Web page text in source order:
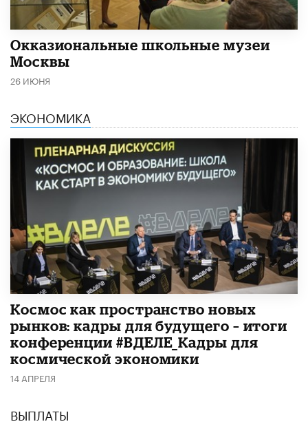
​Окказиональные школьные музеи
Москвы
26 ИЮНЯ
ЭКОНОМИКА
Космос как пространство новых
рынков: кадры для будущего – итоги
конференции #ВДЕЛЕ_Кадры для
космической экономики
14 АПРЕЛЯ
ВЫПЛАТЫ